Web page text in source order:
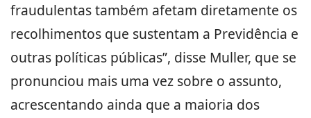
fraudulentas também afetam diretamente os
recolhimentos que sustentam a Previdência e
outras políticas públicas”, disse Muller, que se
pronunciou mais uma vez sobre o assunto,
acrescentando ainda que a maioria dos